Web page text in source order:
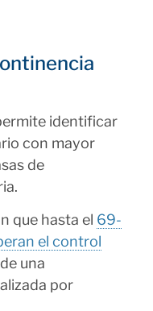
identificar
con mayor
de
que hasta el 69-
el control
una
por